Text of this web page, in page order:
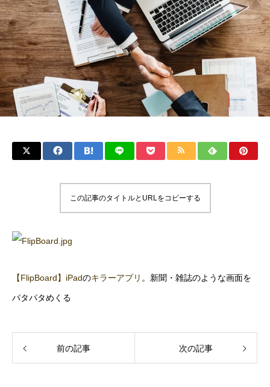
この記事のタイトルとURLをコピーする
【FlipBoard】 iPadのキラーアプリ 。新聞・雑誌のような画面を
パタパタめくる
前の記事 次の記事